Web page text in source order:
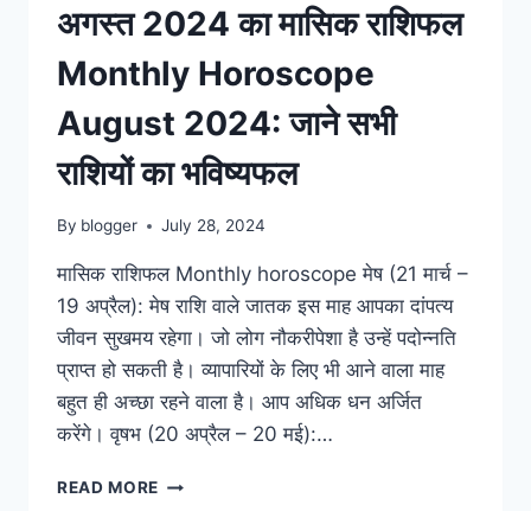
अगस्त 2024 का मासिक राशिफल
Monthly Horoscope
August 2024: जाने सभी
राशियों का भविष्यफल
By blogger July 28, 2024
मासिक राशिफल Monthly horoscope मेष (21 मार्च –
19 अप्रैल): मेष राशि वाले जातक इस माह आपका दांपत्य
जीवन सुखमय रहेगा। जो लोग नौकरीपेशा है उन्हें पदोन्नति
प्राप्त हो सकती है। व्यापारियों के लिए भी आने वाला माह
बहुत ही अच्छा रहने वाला है। आप अधिक धन अर्जित
करेंगे। वृषभ (20 अप्रैल – 20 मई):…
READ MORE अगस्त